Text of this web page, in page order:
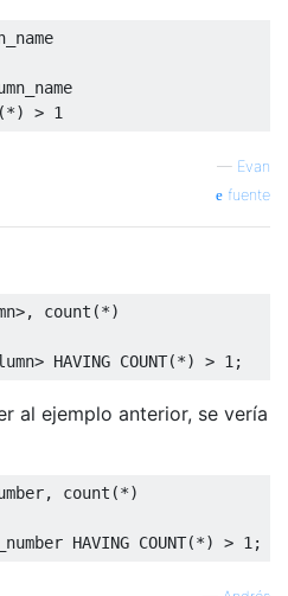
> 1
— Evan
fuente
>, count (*)
> HAVING COUNT(*) > 1 ;
al ejemplo anterior, se vería
, count (*)
HAVING COUNT(*) > 1 ;